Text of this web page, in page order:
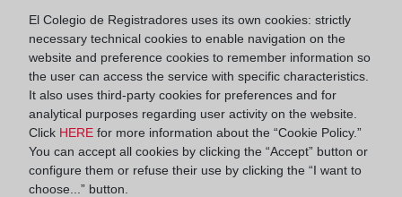
(987) 78 02 11
sahagun@registrodelapropiedad.org
Datos del Registrador:
Amaia Naroa Precioso Aya
Delegado de Protección de Datos:
dpo@corpme.es
El Colegio de Registradores uses its own cookies: strictly
necessary technical cookies to enable navigation on the
website and preference cookies to remember information so
the user can access the service with specific characteristics.
It also uses third-party cookies for preferences and for
analytical purposes regarding user activity on the website.
Click HERE for more information about the “Cookie Policy.”
You can accept all cookies by clicking the “Accept” button or
configure them or refuse their use by clicking the “I want to
choose...” button.